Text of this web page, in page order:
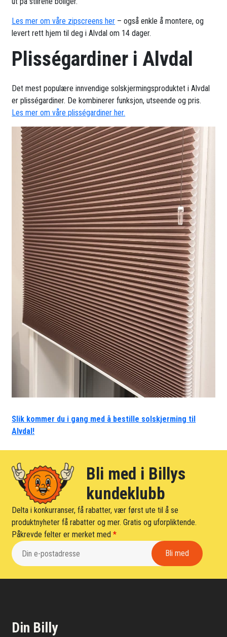
Les mer om våre zipscreens her – også enkle å montere, og
levert rett hjem til deg i Alvdal om 14 dager.
Plisségardiner i Alvdal
Det mest populære innvendige solskjermingsproduktet i Alvdal
er plisségardiner. De kombinerer funksjon, utseende og pris.
Les mer om våre plisségardiner her.
Slik kommer du i gang med å bestille solskjerming til
Alvdal!
Bli med i Billys
kundeklubb
Delta i konkurranser, få rabatter, vær først ute til å se
produktnyheter få rabatter og mer. Gratis og uforpliktende.
Påkrevde felter er merket med*
Din Billy